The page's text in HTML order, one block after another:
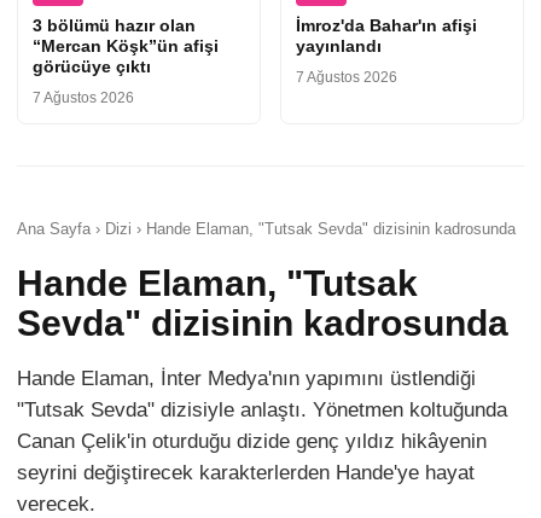
3 bölümü hazır olan
“Mercan Köşk”ün afişi
görücüye çıktı
7 Ağustos 2026
İmroz'da Bahar'ın afişi
yayınlandı
7 Ağustos 2026
Ana Sayfa › Dizi › Hande Elaman, "Tutsak Sevda" dizisinin kadrosunda
Hande Elaman, "Tutsak
Sevda" dizisinin kadrosunda
Hande Elaman, İnter Medya'nın yapımını üstlendiği
"Tutsak Sevda" dizisiyle anlaştı. Yönetmen koltuğunda
Canan Çelik'in oturduğu dizide genç yıldız hikâyenin
seyrini değiştirecek karakterlerden Hande'ye hayat
verecek.